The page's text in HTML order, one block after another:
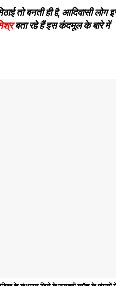
तो बनती ही है, आदिवासी
बता रहे हैं इस कंदमूल के बारे में